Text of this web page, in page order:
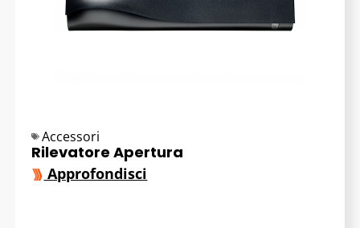
Accessori
Rilevatore Apertura
Approfondisci